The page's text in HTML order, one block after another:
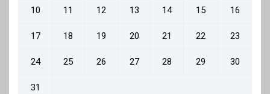
10 11 12 13 14 15 16
17 18 19 20 21 22 23
24 25 26 27 28 29 30
31